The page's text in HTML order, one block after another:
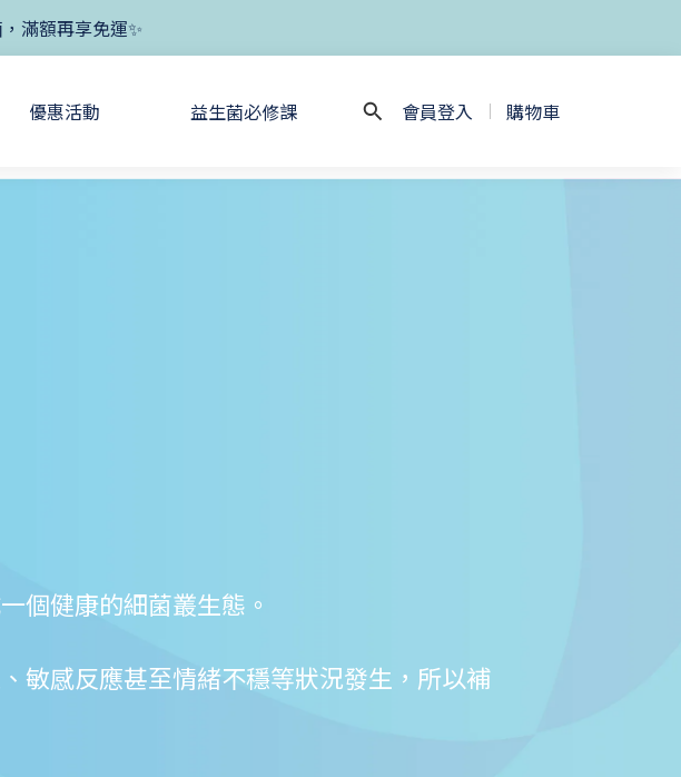
滿額再享免運✨
滿額再享免運✨
優惠活動 益生菌必修課 會員登入 購物車
個健康的細菌叢生態。
敏感反應甚至情緒不穩等狀況發生，所以補